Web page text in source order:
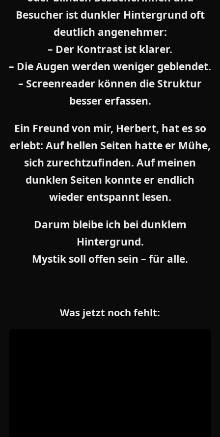
Besucher ist dunkler Hintergrund oft
deutlich angenehmer:
– Der Kontrast ist klarer.
– Die Augen werden weniger geblendet.
– Screenreader können die Struktur
besser erfassen.
Ein Freund von mir, Herbert, hat es so
erlebt: Auf hellen Seiten hatte er Mühe,
sich zurechtzufinden. Auf meinen
dunklen Seiten konnte er endlich
wieder entspannt lesen.
Darum bleibe ich bei dunklem
Hintergrund.
Mystik soll offen sein – für alle.
Was jetzt noch fehlt: